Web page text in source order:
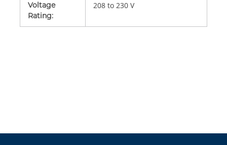
Voltage
Rating:
208 to 230 V